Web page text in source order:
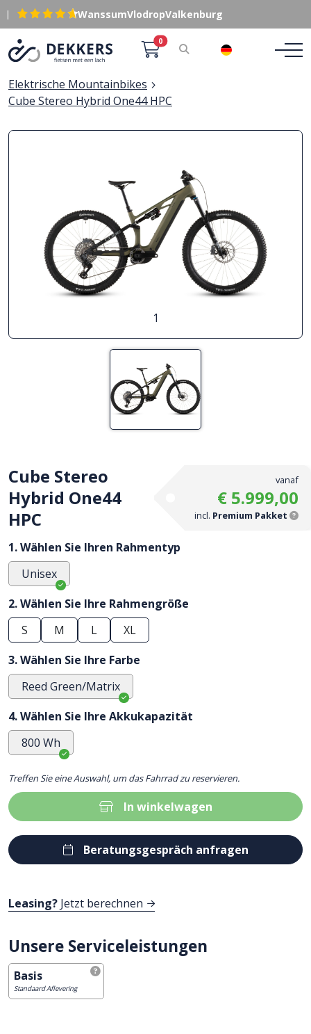
| WanssumVlodropValkenburg
0
Elektrische Mountainbikes
Cube Stereo Hybrid One44 HPC
1
Cube Stereo
Hybrid One44
HPC
vanaf
€ 5.999,00
incl. Premium Pakket
1. Wählen Sie Ihren Rahmentyp
Unisex
2. Wählen Sie Ihre Rahmengröße
S
M L
XL
3. Wählen Sie Ihre Farbe
Reed Green/Matrix
4. Wählen Sie Ihre Akkukapazität
800 Wh
Treffen Sie eine Auswahl, um das Fahrrad zu reservieren.
In winkelwagen
Beratungsgespräch anfragen
Leasing? Jetzt berechnen
Unsere Serviceleistungen
Basis
Standaard Aflevering